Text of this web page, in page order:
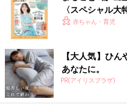
るリスクが低いことがわか
離で作業する行動）対策を行
とをおすすめします。
また、ゲームをしなくても、
間がない場合は、近視予防に
動の効果は、近業の悪影響を
影響を受けやすい幼児期はス
〈スペシャル
赤ちゃん・育児
【大人気】ひ
あなたに。
PR(アイリスプラザ)